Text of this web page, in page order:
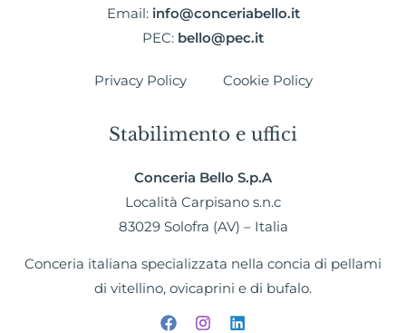
Email: info@conceriabello.it
PEC: bello@pec.it
Privacy Policy Cookie Policy
Stabilimento e uffici
Conceria Bello S.p.A
Località Carpisano s.n.c
83029 Solofra (AV) – Italia
Conceria italiana specializzata nella concia di pellami
di vitellino, ovicaprini e di bufalo.